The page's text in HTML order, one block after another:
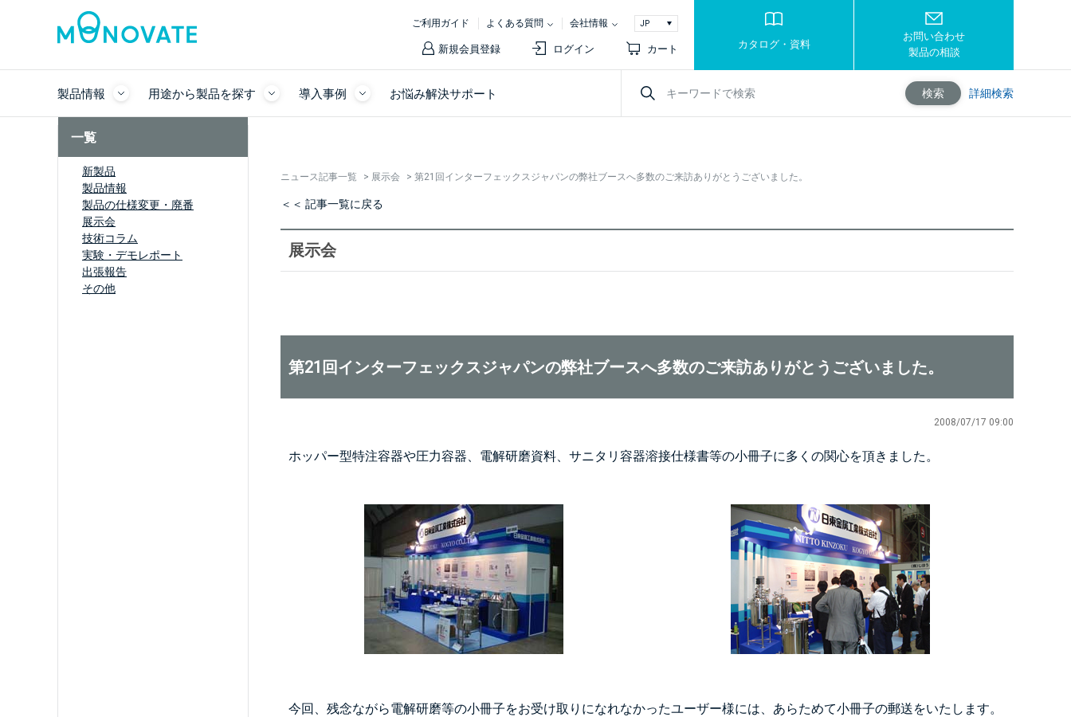
ご利用ガイド よくある質問 会社情報
新規会員登録 ログイン カート カタログ・資料
お問い合わせ
製品の相談
製品情報 用途から製品を探す 導入事例 お悩み解決サポート 検索 詳細検索
一覧
新製品
製品情報
製品の仕様変更・廃番
展示会
技術コラム
実験・デモレポート
出張報告
その他
ニュース記事一覧 > 展示会 > 第21回インターフェックスジャパンの弊社ブースへ多数のご来訪ありがとうございました。
＜＜ 記事一覧に戻る
展示会
第21回インターフェックスジャパンの弊社ブースへ多数のご来訪ありがとうございました。
2008/07/17 09:00
ホッパー型特注容器や圧力容器、電解研磨資料、サニタリ容器溶接仕様書等の小冊子に多くの関心を頂きました。
今回、残念ながら電解研磨等の小冊子をお受け取りになれなかったユーザー様には、あらためて小冊子の郵送をいたします。